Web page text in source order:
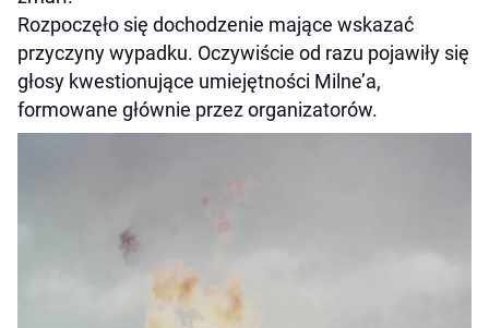
Rozpoczęło się dochodzenie mające wskazać
przyczyny wypadku. Oczywiście od razu pojawiły się
głosy kwestionujące umiejętności Milne’a,
formowane głównie przez organizatorów.